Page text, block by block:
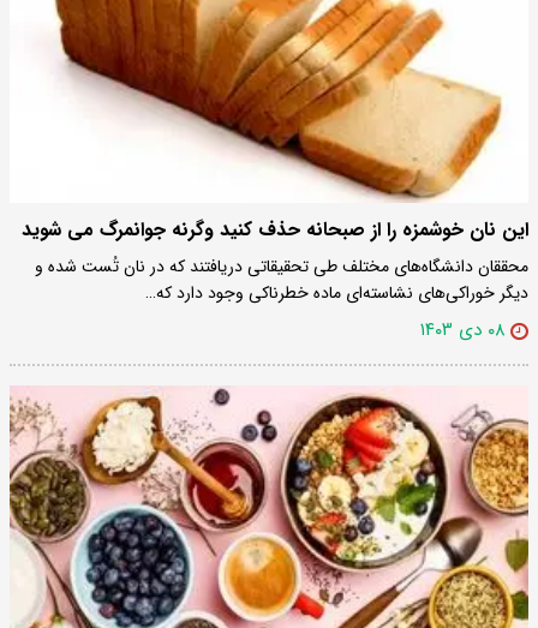
این نان خوشمزه را از صبحانه حذف کنید وگرنه جوانمرگ می شوید
محققان دانشگاه‌های مختلف طی تحقیقاتی دریافتند که در نان تُست شده و
دیگر خوراکی‌های نشاسته‌ای ماده خطرناکی وجود دارد که…
۰۸ دی ۱۴۰۳